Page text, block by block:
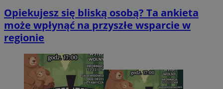
Opiekujesz się bliską osobą? Ta ankieta
może wpłynąć na przyszłe wsparcie w
regionie